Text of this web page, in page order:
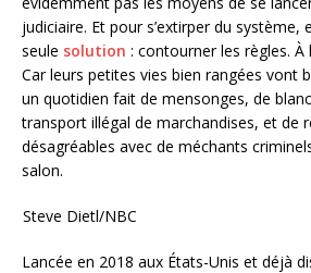
judiciaire. Et pour s’extirper du système,
seule solution : contourner les règles. À
Car leurs petites vies bien rangées vont
un quotidien fait de mensonges, de
transport illégal de marchandises, et de
désagréables avec de méchants
salon.
Steve Dietl/NBC
Lancée en 2018 aux États-Unis et déjà